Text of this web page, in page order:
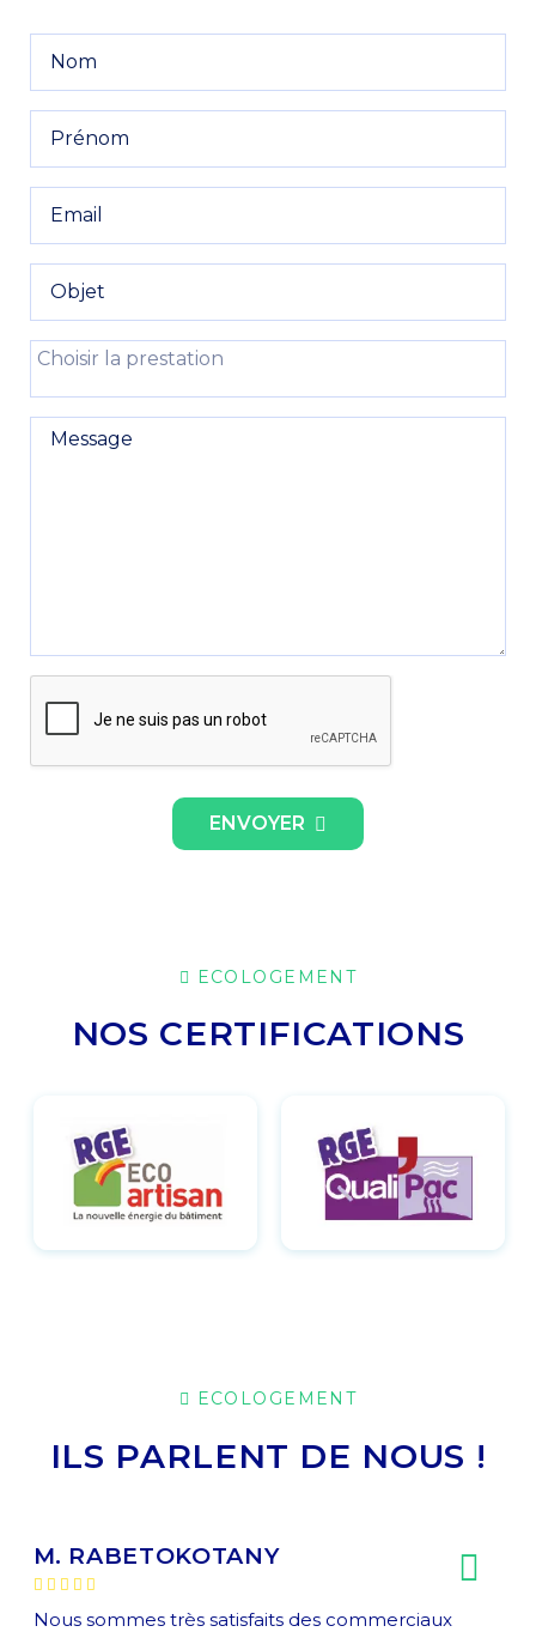
ENVOYER
ECOLOGEMENT
NOS CERTIFICATIONS
ECOLOGEMENT
ILS PARLENT DE NOUS !
M. RABETOKOTANY
Nous sommes très satisfaits des commerciaux